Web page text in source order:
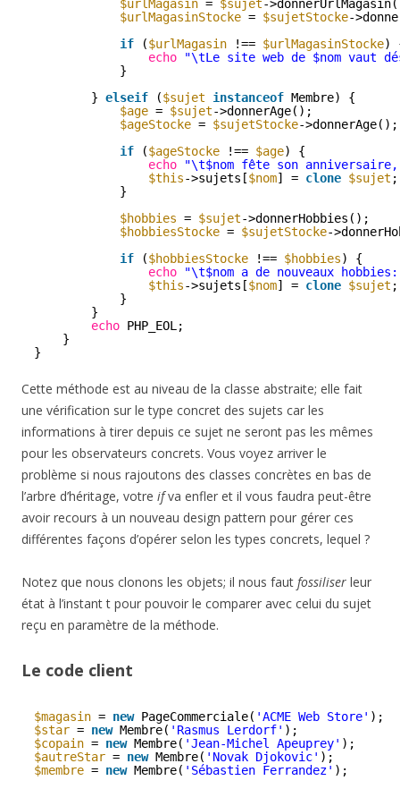
$urlMagasin = $sujet-
$urlMagasinStocke = $sujetStocke-
if
($urlMagasin !== $urlMagasinStocke)
echo
"\tLe site web de $nom vaut
}
} elseif ($sujet instanceof Membre) {
$age = $sujet->donnerAge();
$ageStocke = $sujetStocke->donnerAge();
if
($ageStocke !== $age) {
echo
"\t$nom fête son
$this->sujets[$nom] = clone $sujet ;
}
$hobbies = $sujet->donnerHobbies();
$hobbiesStocke = $sujetStocke-
if
($hobbiesStocke !== $hobbies) {
echo
"\t$nom a de nouveaux
$this->sujets[$nom] = clone $sujet ;
}
}
echo PHP_EOL;
}
}
Cette méthode est au niveau de la classe abstraite; elle fait
une vérification sur le type concret des sujets car les
informations à tirer depuis ce sujet ne seront pas les mêmes
pour les observateurs concrets. Vous voyez arriver le
problème si nous rajoutons des classes concrètes en bas de
l’arbre d’héritage, votre ifva enfler et il vous faudra peut-être
avoir recours à un nouveau design pattern pour gérer ces
différentes façons d’opérer selon les types concrets, lequel ?
Notez que nous clonons les objets; il nous faut fossiliser leur
état à l’instant t pour pouvoir le comparer avec celui du sujet
reçu en paramètre de la méthode.
Le code client
$magasin = new PageCommerciale( 'ACME Web Store' );
$star = new Membre( 'Rasmus Lerdorf' );
$copain = new Membre( 'Jean-Michel Apeuprey' );
$autreStar = new Membre( 'Novak Djokovic' );
$membre = new Membre( 'Sébastien Ferrandez' );